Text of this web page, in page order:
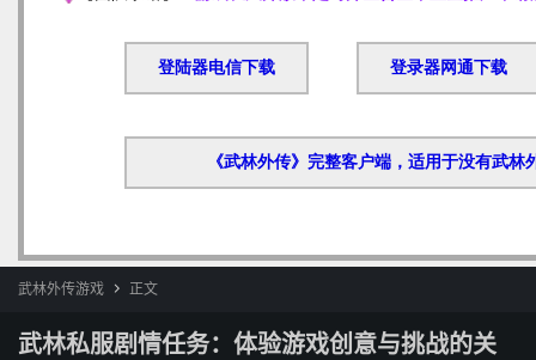
武林外传游戏  正文
武林私服剧情任务：体验游戏创意与挑战的关